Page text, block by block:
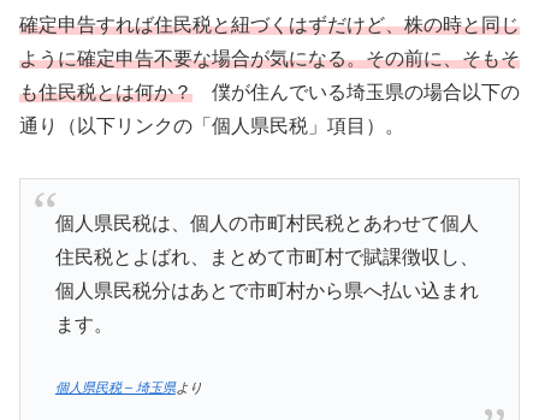
確定申告すれば住民税と紐づくはずだけど、株の時と同じ
ように確定申告不要な場合が気になる。その前に、そもそ
も住民税とは何か？ 僕が住んでいる埼玉県の場合以下の
通り（以下リンクの「個人県民税」項目）。
個人県民税は、個人の市町村民税とあわせて個人
住民税とよばれ、まとめて市町村で賦課徴収し、
個人県民税分はあとで市町村から県へ払い込まれ
ます。
個人県民税 – 埼玉県より